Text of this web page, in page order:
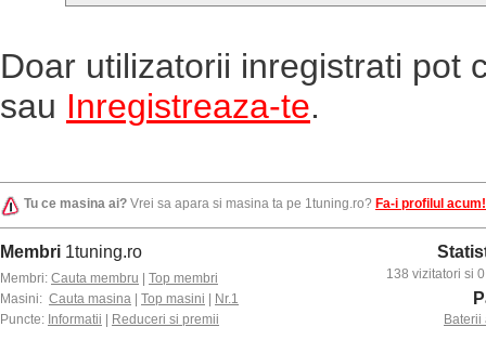
Doar utilizatorii inregistrati pot
sau Inregistreaza-te.
Tu ce masina ai? Vrei sa apara si masina ta pe 1tuning.ro? Fa-i profilul acum!
Membri 1tuning.ro
Membri: Cauta membru
Top membri
Masini: Cauta masina Top masini
Nr.1
Puncte: Informatii Reduceri si premii
138 vizitatori si